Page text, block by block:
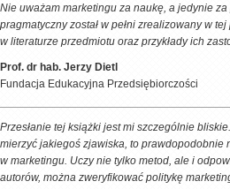
Nie uważam marketingu za naukę, a jedynie
pragmatyczny został w pełni zrealizowany w
w literaturze przedmiotu oraz przykłady ich
Prof. dr hab. Jerzy Dietl
Fundacja Edukacyjna Przedsiębiorczości
Przesłanie tej książki jest mi szczególnie
mierzyć jakiegoś zjawiska, to prawdopodobnie
w marketingu. Uczy nie tylko metod, ale i
autorów, można zweryfikować politykę